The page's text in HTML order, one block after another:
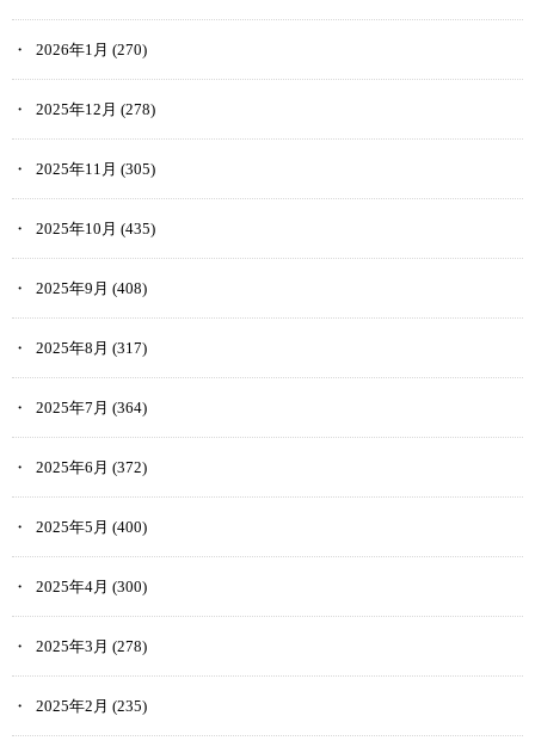
2026年1月 (270)
2025年12月 (278)
2025年11月 (305)
2025年10月 (435)
2025年9月 (408)
2025年8月 (317)
2025年7月 (364)
2025年6月 (372)
2025年5月 (400)
2025年4月 (300)
2025年3月 (278)
2025年2月 (235)